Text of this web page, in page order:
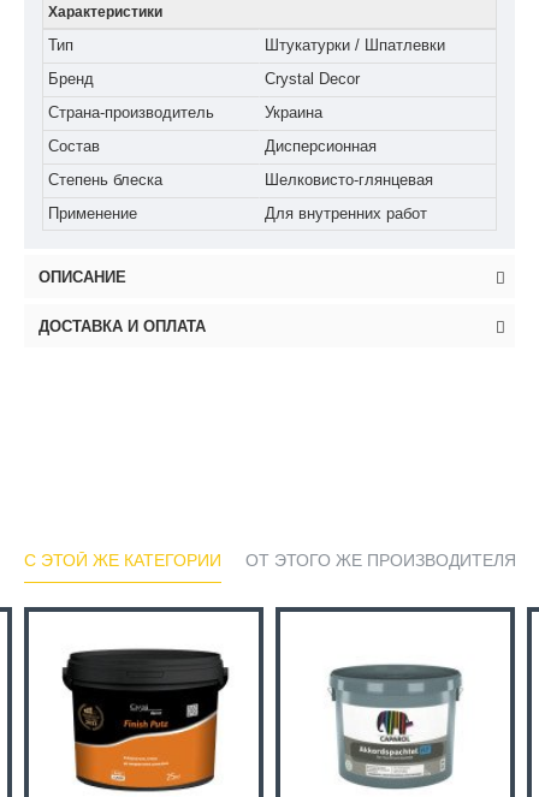
Характеристики
Тип
Штукатурки / Шпатлевки
Бренд
Crystal Decor
Страна-производитель
Украина
Состав
Дисперсионная
Степень блеска
Шелковисто-глянцевая
Применение
Для внутренних работ
ОПИСАНИЕ
ДОСТАВКА И ОПЛАТА
С ЭТОЙ ЖЕ КАТЕГОРИИ ОТ ЭТОГО ЖЕ ПРОИЗВОДИТЕЛЯ